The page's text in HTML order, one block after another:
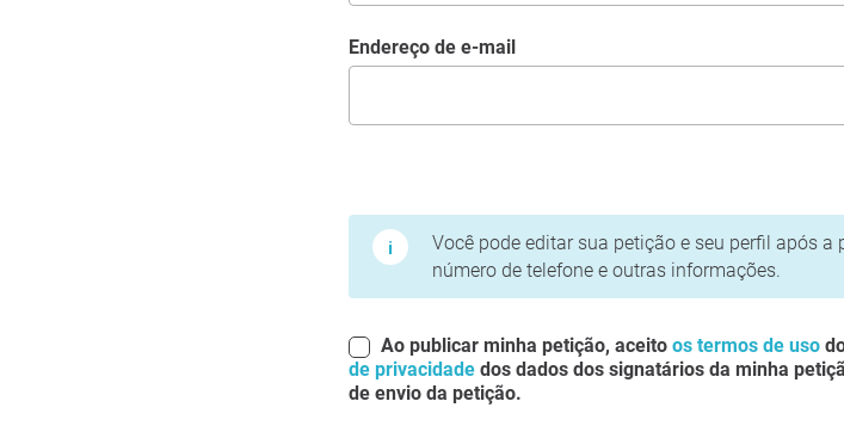
Endereço de e-mail
Termos de Uso e Política de Privacidade
Você pode editar sua petição e seu perfil após
número de telefone e outras informações.
Ao publicar minha petição, aceito os termos de uso
de privacidade dos dados dos signatários da minha
de envio da petição.